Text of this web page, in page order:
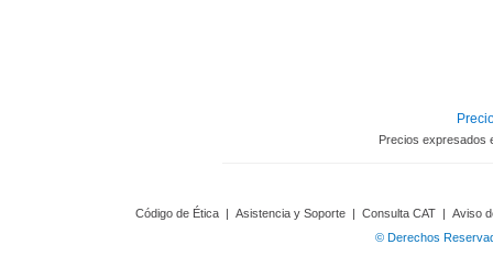
Precios expresados
Código de Ética | Asistencia y Soporte | Consulta CAT | Aviso
© Derechos